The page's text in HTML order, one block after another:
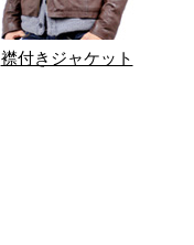
襟付きジャケット